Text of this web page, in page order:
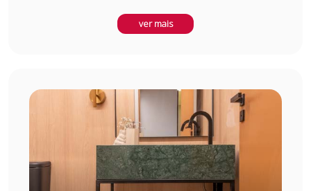
de arquitetos renomados, você encontrará inspirações
para criar desde banheiros pequenos até grandes
banheiro no nosso marketplace Viva decora Shop
ver mais